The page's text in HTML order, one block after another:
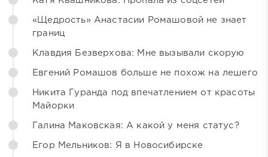
«Щедрость» Анастасии Ромашовой не знает
границ
Клавдия Безверхова: Мне вызывали скорую
Евгений Ромашов больше не похож на лешего
Никита Гуранда под впечатлением от красоты
Майорки
Галина Маковская: А какой у меня статус?
Егор Мельников: Я в Новосибирске